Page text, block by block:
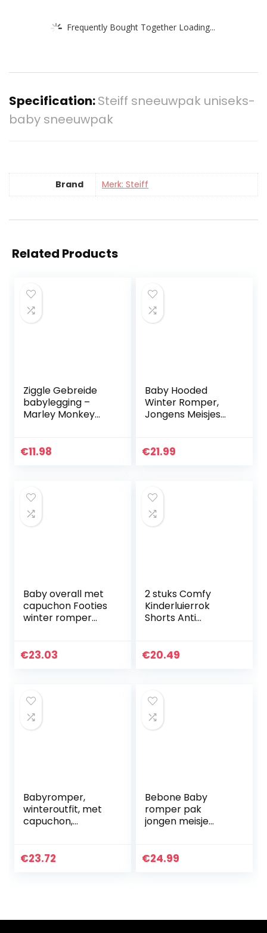
Frequently Bought Together Loading...
Specification:Steiff sneeuwpak uniseks-
baby sneeuwpak
Brand Merk: Steiff
Related Products
Ziggle Gebreide
babylegging –
Marley Monkey
€11.98
Baby Hooded
Winter Romper,
Jongens Meisjes
Warmer Bodysuits
€21.99
Baby overall met
capuchon Footies
winter romper
meisjes jongens
€23.03
2 stuks Comfy
Kinderluierrok
Shorts Anti
Bamboevezel TPU
€20.49
Babyromper,
winteroutfit, met
capuchon,
overall, lange
€23.72
Bebone Baby
romper pak
jongen meisje
0-3 maanden)
€24.99